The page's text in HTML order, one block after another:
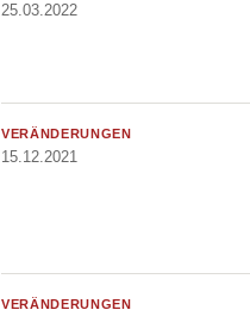
25.03.2022
VERÄNDERUNGEN
15.12.2021
VERÄNDERUNGEN